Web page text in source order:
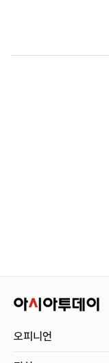
오피니언